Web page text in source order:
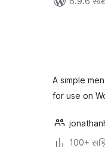
A simple
for use on
100+